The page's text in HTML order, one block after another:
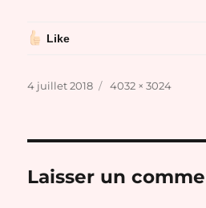
Like
Publié
4 juillet 2018
Taille
4032 × 3024
Laisser un